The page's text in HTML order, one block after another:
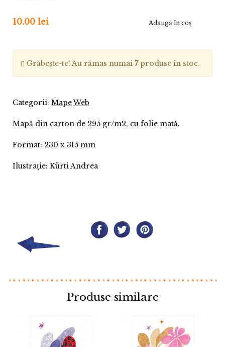
10.00 lei Adaugă în coş
Grăbește-te! Au rămas numai 7produse în stoc.
Categorii: MapeWeb
Mapă din carton de 295 gr/m2, cu folie mată.
Format: 230 x 315 mm
Ilustrație: Kürti Andrea
Produse similare